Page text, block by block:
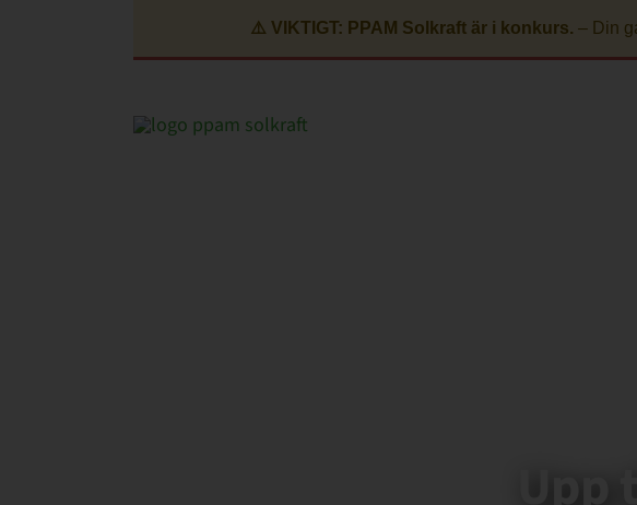
⚠️ VIKTIGT: PPAM Solkraft är i konkurs. – Din